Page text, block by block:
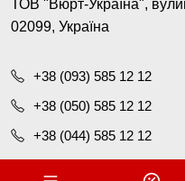
ТОВ "Вюрт-Україна",
02099, Україна
+38 (093) 585 12 12
+38 (050) 585 12 12
+38 (044) 585 12 12